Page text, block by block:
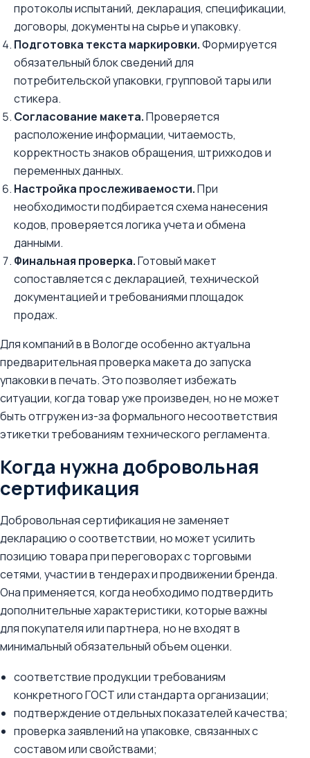
протоколы испытаний, декларация, спецификации,
договоры, документы на сырье и упаковку.
Подготовка текста маркировки.Формируется
обязательный блок сведений для
потребительской упаковки, групповой тары или
стикера.
Согласование макета.Проверяется
расположение информации, читаемость,
корректность знаков обращения, штрихкодов и
переменных данных.
Настройка прослеживаемости.При
необходимости подбирается схема нанесения
кодов, проверяется логика учета и обмена
данными.
Финальная проверка.Готовый макет
сопоставляется с декларацией, технической
документацией и требованиями площадок
продаж.
Для компаний в в Вологде особенно актуальна
предварительная проверка макета до запуска
упаковки в печать. Это позволяет избежать
ситуации, когда товар уже произведен, но не может
быть отгружен из-за формального несоответствия
этикетки требованиям технического регламента.
Когда нужна добровольная
сертификация
Добровольная сертификация не заменяет
декларацию о соответствии, но может усилить
позицию товара при переговорах с торговыми
сетями, участии в тендерах и продвижении бренда.
Она применяется, когда необходимо подтвердить
дополнительные характеристики, которые важны
для покупателя или партнера, но не входят в
минимальный обязательный объем оценки.
соответствие продукции требованиям
конкретного ГОСТ или стандарта организации;
подтверждение отдельных показателей качества;
проверка заявлений на упаковке, связанных с
составом или свойствами;